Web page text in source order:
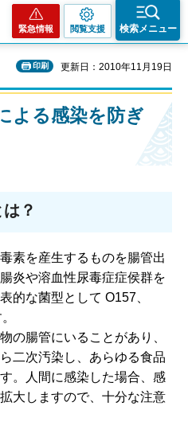
緊急情報 閲覧支援 検索メニュー
印刷 更新日：2010年11月19日
よる感染を防ぎ
？
素を産生するものを腸管出
炎や溶血性尿毒症症侯群を
的な菌型として O157、
の腸管にいることがあり、
二次汚染し、あらゆる食品
。人間に感染した場合、感
大しますので、十分な注意